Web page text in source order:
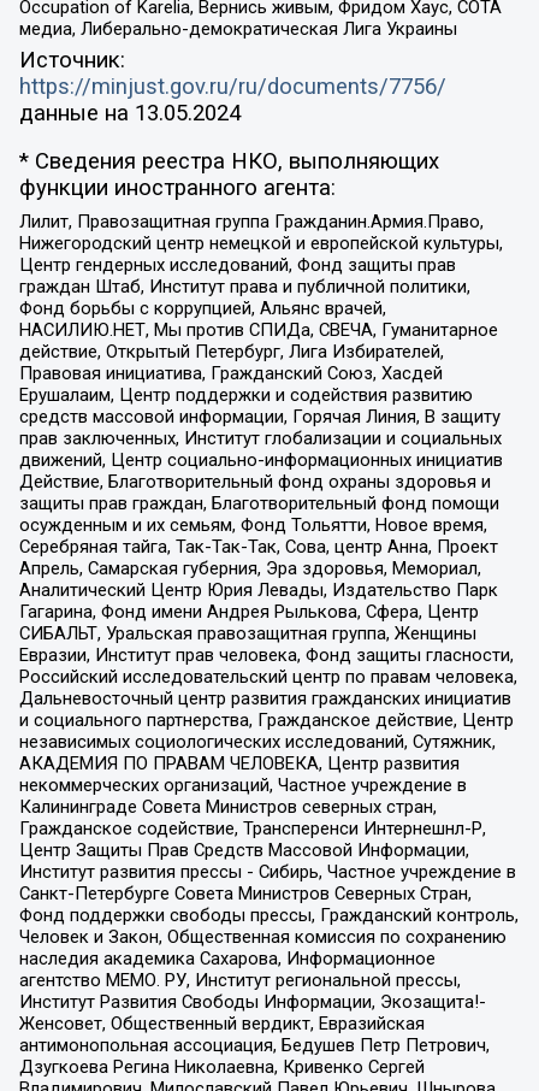
Occupation of Karelia, Вернись живым, Фридом Хаус, СОТА
медиа, Либерально-демократическая Лига Украины
Источник:
https://minjust.gov.ru/ru/documents/7756/
данные на 13.05.2024
* Сведения реестра НКО, выполняющих
функции иностранного агента:
Лилит, Правозащитная группа Гражданин.Армия.Право,
Нижегородский центр немецкой и европейской культуры,
Центр гендерных исследований, Фонд защиты прав
граждан Штаб, Институт права и публичной политики,
Фонд борьбы с коррупцией, Альянс врачей,
НАСИЛИЮ.НЕТ, Мы против СПИДа, СВЕЧА, Гуманитарное
действие, Открытый Петербург, Лига Избирателей,
Правовая инициатива, Гражданский Союз, Хасдей
Ерушалаим, Центр поддержки и содействия развитию
средств массовой информации, Горячая Линия, В защиту
прав заключенных, Институт глобализации и социальных
движений, Центр социально-информационных инициатив
Действие, Благотворительный фонд охраны здоровья и
защиты прав граждан, Благотворительный фонд помощи
осужденным и их семьям, Фонд Тольятти, Новое время,
Серебряная тайга, Так-Так-Так, Сова, центр Анна, Проект
Апрель, Самарская губерния, Эра здоровья, Мемориал,
Аналитический Центр Юрия Левады, Издательство Парк
Гагарина, Фонд имени Андрея Рылькова, Сфера, Центр
СИБАЛЬТ, Уральская правозащитная группа, Женщины
Евразии, Институт прав человека, Фонд защиты гласности,
Российский исследовательский центр по правам человека,
Дальневосточный центр развития гражданских инициатив
и социального партнерства, Гражданское действие, Центр
независимых социологических исследований, Сутяжник,
АКАДЕМИЯ ПО ПРАВАМ ЧЕЛОВЕКА, Центр развития
некоммерческих организаций, Частное учреждение в
Калининграде Совета Министров северных стран,
Гражданское содействие, Трансперенси Интернешнл-Р,
Центр Защиты Прав Средств Массовой Информации,
Институт развития прессы - Сибирь, Частное учреждение в
Санкт-Петербурге Совета Министров Северных Стран,
Фонд поддержки свободы прессы, Гражданский контроль,
Человек и Закон, Общественная комиссия по сохранению
наследия академика Сахарова, Информационное
агентство МЕМО. РУ, Институт региональной прессы,
Институт Развития Свободы Информации, Экозащита!-
Женсовет, Общественный вердикт, Евразийская
антимонопольная ассоциация, Бедушев Петр Петрович,
Дзугкоева Регина Николаевна, Кривенко Сергей